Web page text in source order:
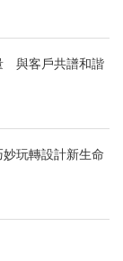
與客戶共譜和諧
玩轉設計新生命